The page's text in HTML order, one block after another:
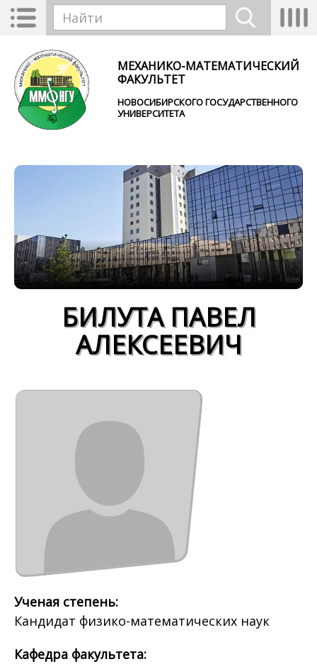
Перейти к основному содержанию
Toggle
navigation
Форма поиска
МЕХАНИКО-МАТЕМАТИЧЕСКИЙ
ФАКУЛЬТЕТ
НОВОСИБИРСКОГО ГОСУДАРСТВЕННОГО
УНИВЕРСИТЕТА
БИЛУТА ПАВЕЛ
АЛЕКСЕЕВИЧ
Ученая степень:
Кандидат физико-математических наук
Кафедра факультета: